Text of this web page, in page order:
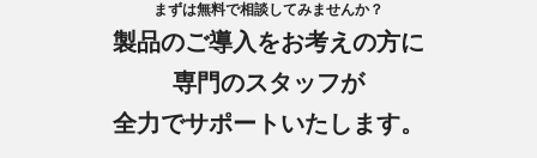
まずは無料で相談してみませんか？
製品のご導入をお考えの方に
専門のスタッフが
全力でサポートいたします。